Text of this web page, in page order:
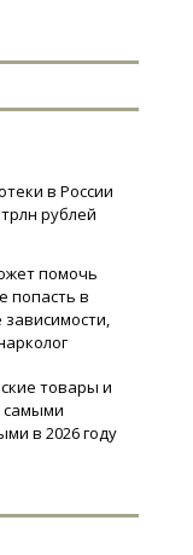
в России
рублей
помочь
попасть в
товары и
самыми
в 2026 году